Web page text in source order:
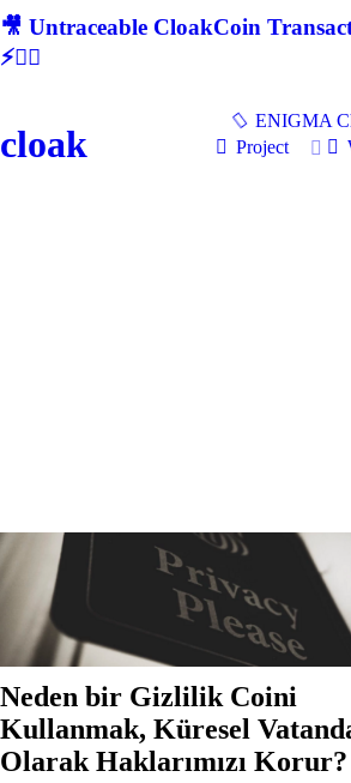
🎥 Untraceable CloakCoin
⚡🕵‍♂
cloak
ENIGMA
Project
Neden bir Gizlilik Coini
Kullanmak, Küresel
Olarak Haklarımızı Korur?